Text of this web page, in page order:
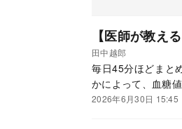
【医師が教え
田中越郎
毎日45分ほどまと
かによって、血糖
2026年6月30日 15:45